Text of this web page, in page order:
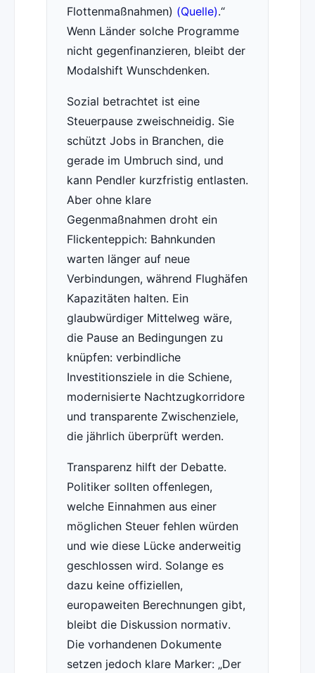
Flottenmaßnahmen) (Quelle).
Wenn Länder solche Programme
nicht gegenfinanzieren, bleibt der
Modalshift Wunschdenken.
Sozial betrachtet ist eine
Steuerpause zweischneidig. Sie
schützt Jobs in Branchen, die
gerade im Umbruch sind, und
kann Pendler kurzfristig entlasten.
Aber ohne klare
Gegenmaßnahmen droht ein
Flickenteppich: Bahnkunden
warten länger auf neue
Verbindungen, während Flughäfen
Kapazitäten halten. Ein
glaubwürdiger Mittelweg wäre,
die Pause an Bedingungen zu
knüpfen: verbindliche
Investitionsziele in die Schiene,
modernisierte Nachtzugkorridore
und transparente Zwischenziele,
die jährlich überprüft werden.
Transparenz hilft der Debatte.
Politiker sollten offenlegen,
welche Einnahmen aus einer
möglichen Steuer fehlen würden
und wie diese Lücke anderweitig
geschlossen wird. Solange es
dazu keine offiziellen,
europaweiten Berechnungen gibt,
bleibt die Diskussion normativ.
Die vorhandenen Dokumente
setzen jedoch klare Marker: Der